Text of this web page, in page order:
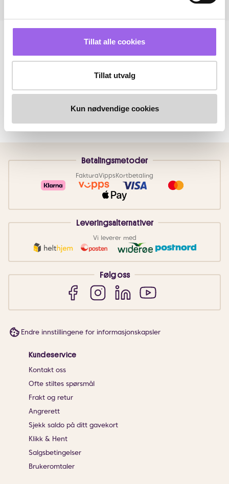
Tillat alle cookies
Tillat utvalg
Kun nødvendige cookies
Betalingsmetoder
FakturaVippsKortbetaling
Leveringsalternativer
Vi leverer med
Følg oss
Endre innstillingene for informasjonskapsler
Kundeservice
Kontakt oss
Ofte stiltes spørsmål
Frakt og retur
Angrerett
Sjekk saldo på ditt gavekort
Klikk & Hent
Salgsbetingelser
Brukeromtaler